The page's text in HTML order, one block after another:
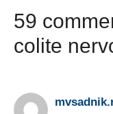
59
colite